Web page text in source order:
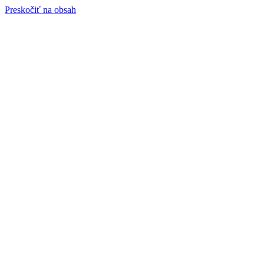
Preskočiť na obsah